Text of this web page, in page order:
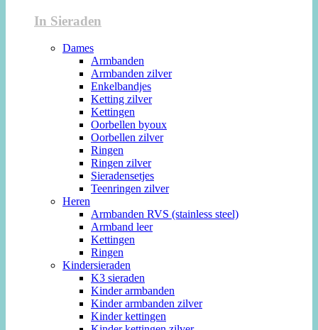
In Sieraden
Dames
Armbanden
Armbanden zilver
Enkelbandjes
Ketting zilver
Kettingen
Oorbellen byoux
Oorbellen zilver
Ringen
Ringen zilver
Sieradensetjes
Teenringen zilver
Heren
Armbanden RVS (stainless steel)
Armband leer
Kettingen
Ringen
Kindersieraden
K3 sieraden
Kinder armbanden
Kinder armbanden zilver
Kinder kettingen